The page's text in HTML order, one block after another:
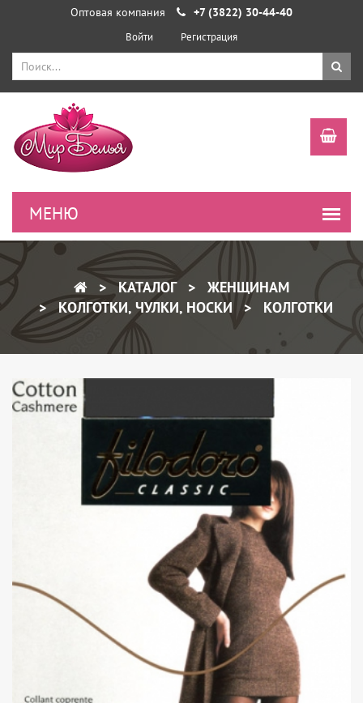
Оптовая компания +7 (3822) 30-44-40
Войти Регистрация
КАТАЛОГ
ЖЕНЩИНАМ
КОЛГОТКИ, ЧУЛКИ, НОСКИ
КОЛГОТКИ